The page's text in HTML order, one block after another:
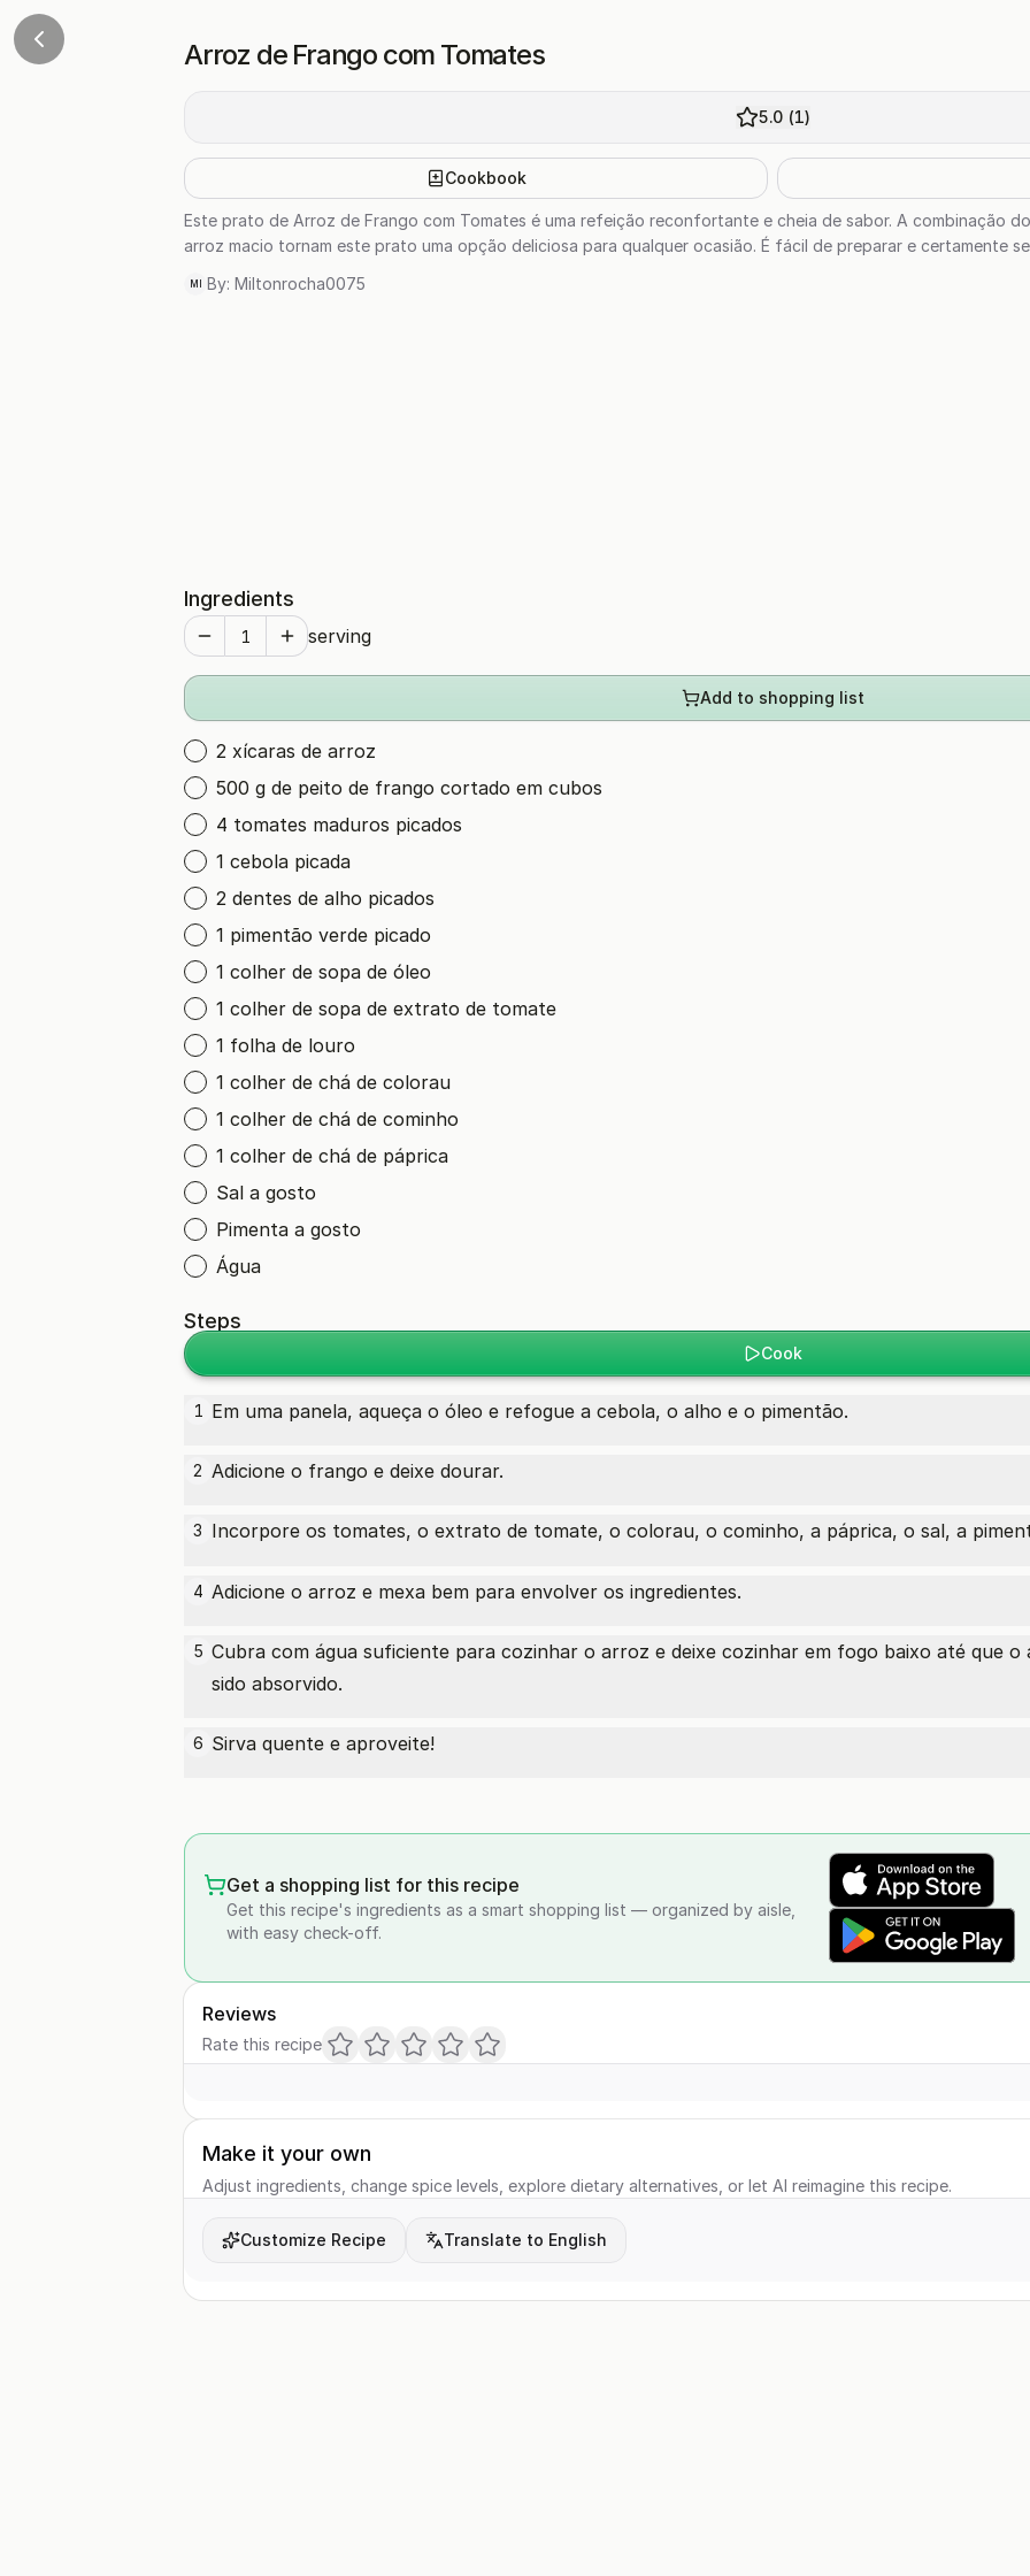
Arroz de Frango com Tomates
5.0(1)
Cookbook
Este prato de Arroz de Frango com Tomates é uma refeição reconfortante e cheia de sabor. A combinação
arroz macio tornam este prato uma opção deliciosa para qualquer ocasião. É fácil de preparar e certamente
MI By: Miltonrocha0075
Ingredients
serving
Add to shopping list
2 xícaras de arroz
500 g de peito de frango cortado em cubos
4 tomates maduros picados
1 cebola picada
2 dentes de alho picados
1 pimentão verde picado
1 colher de sopa de óleo
1 colher de sopa de extrato de tomate
1 folha de louro
1 colher de chá de colorau
1 colher de chá de cominho
1 colher de chá de páprica
Sal a gosto
Pimenta a gosto
Água
Steps
Cook
1 Em uma panela, aqueça o óleo e refogue a cebola, o alho e o pimentão.
2 Adicione o frango e deixe dourar.
3 Incorpore os tomates, o extrato de tomate, o colorau, o cominho, a páprica, o sal, a
4 Adicione o arroz e mexa bem para envolver os ingredientes.
5 Cubra com água suficiente para cozinhar o arroz e deixe cozinhar em fogo baixo até que
sido absorvido.
6 Sirva quente e aproveite!
Get a shopping list for this recipe
Get this recipe's ingredients as a smart shopping list — organized by aisle,
with easy check-off.
Reviews
Rate this recipe
Make it your own
Adjust ingredients, change spice levels, explore dietary alternatives, or let AI reimagine this recipe.
Customize Recipe Translate to English